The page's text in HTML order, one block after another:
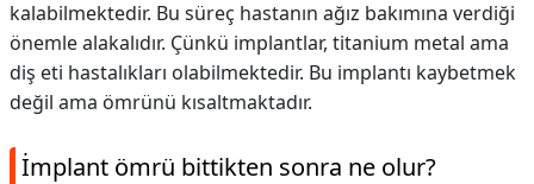
kalabilmektedir. Bu süreç hastanın ağız bakımına verdiği
önemle alakalıdır. Çünkü implantlar, titanium metal ama
diş eti hastalıkları olabilmektedir. Bu implantı kaybetmek
değil ama ömrünü kısaltmaktadır.
İmplant ömrü bittikten sonra ne olur?